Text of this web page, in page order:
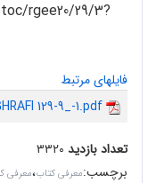
rgee20/29/3?
فایلهای مرتبط
129-9_-1.pdf
تعداد بازدید ۳۳۲۰
برچسب:معرفی کتاب،معرفی